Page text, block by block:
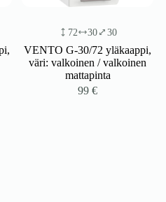
72 30 30
VENTO G-30/72 yläkaappi,
väri: valkoinen / valkoinen
mattapinta
99€